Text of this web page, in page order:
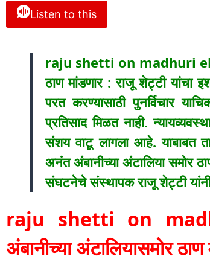
Listen to this
raju shetti on madhuri
ठाण मांडणार : राजू शेट्टी यांचा
परत करण्यासाठी पुनर्विचार
प्रतिसाद मिळत नाही.
संशय वाटू लागला आहे. याबाबत
अनंत अंबानीच्या अंटालिया समोर
संघटनेचे संस्थापक राजू शेट्टी यांनी
raju shetti on
अंबानीच्या अंटालियासमोर